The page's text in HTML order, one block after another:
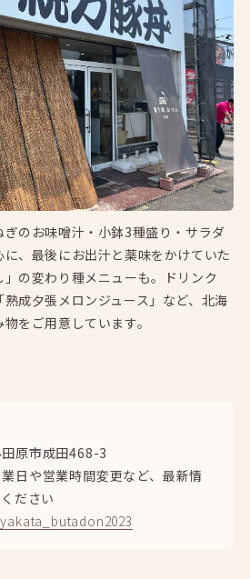
のお味噌汁・小鉢3種盛り・サラダ
、最後にお出汁と薬味をかけていた
の変わり種メニューも。ドリンク
成夕張メロンジュース」など、北海
をご用意しています。
田原市成田468-3
日や営業時間変更など、最新情
ださい